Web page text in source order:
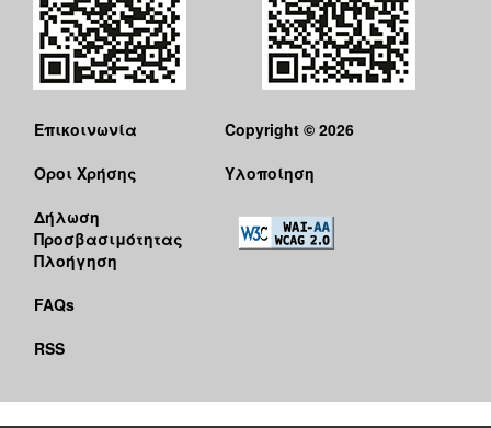
Επικοινωνία
Όροι Χρήσης
Δήλωση
Προσβασιμότητας
Πλοήγηση
FAQs
RSS
Copyright © 2026
Υλοποίηση